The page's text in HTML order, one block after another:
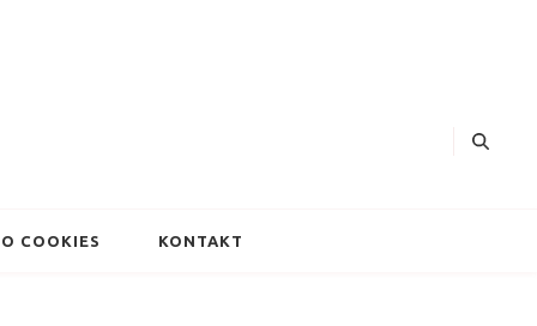
O COOKIES KONTAKT